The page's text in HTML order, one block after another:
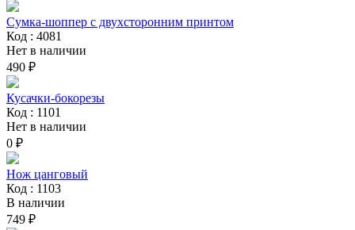
Сумка-шоппер с двухсторонним принтом
Код : 4081
Нет в наличии
490 ₽
Кусачки-бокорезы
Код : 1101
Нет в наличии
0 ₽
Нож цанговый
Код : 1103
В наличии
749 ₽